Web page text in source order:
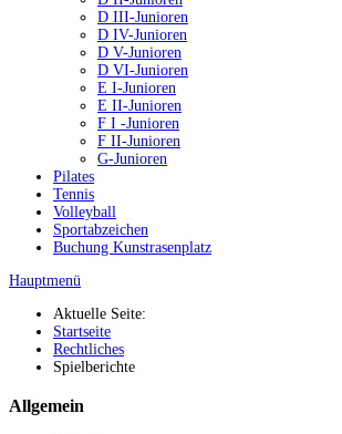
D III-Junioren
D IV-Junioren
D V-Junioren
D VI-Junioren
E I-Junioren
E II-Junioren
F I -Junioren
F II-Junioren
G-Junioren
Pilates
Tennis
Volleyball
Sportabzeichen
Buchung Kunstrasenplatz
Hauptmenü
Aktuelle Seite:
Startseite
Rechtliches
Spielberichte
Allgemein